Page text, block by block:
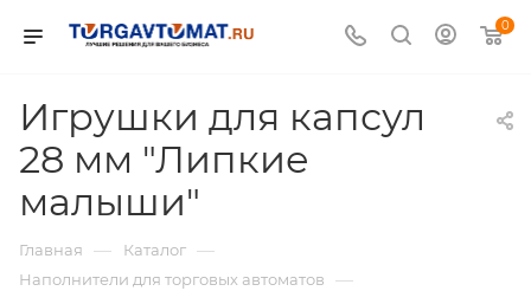
0
Игрушки для капсул
28 мм "Липкие
малыши"
Главная — Каталог —
Наполнители для торговых автоматов —